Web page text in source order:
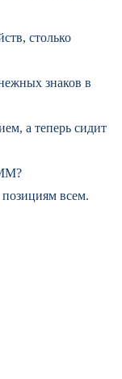
столько
знаков в
а теперь сидит
всем.